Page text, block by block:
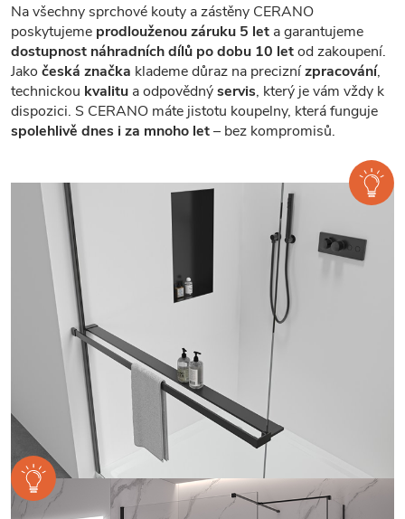
Na všechny sprchové kouty a zástěny CERANO
poskytujeme prodlouženou záruku 5 let a garantujeme
dostupnost náhradních dílů po dobu 10 letod zakoupení.
Jako česká značka klademe důraz na preciznízpracování,
technickou kvalitu a odpovědnýservis, který je vám vždy k
dispozici. S CERANO máte jistotu koupelny, která funguje
spolehlivě dnes i za mnoho let– bez kompromisů.